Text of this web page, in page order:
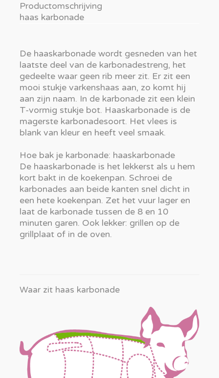
Productomschrijving
haas karbonade
De haaskarbonade wordt gesneden van het
laatste deel van de karbonadestreng, het
gedeelte waar geen rib meer zit. Er zit een
mooi stukje varkenshaas aan, zo komt hij
aan zijn naam. In de karbonade zit een klein
T-vormig stukje bot. Haaskarbonade is de
magerste karbonadesoort. Het vlees is
blank van kleur en heeft veel smaak.
Hoe bak je karbonade: haaskarbonade
De haaskarbonade is het lekkerst als u hem
kort bakt in de koekenpan. Schroei de
karbonades aan beide kanten snel dicht in
een hete koekenpan. Zet het vuur lager en
laat de karbonade tussen de 8 en 10
minuten garen. Ook lekker: grillen op de
grillplaat of in de oven.
Waar zit haas karbonade